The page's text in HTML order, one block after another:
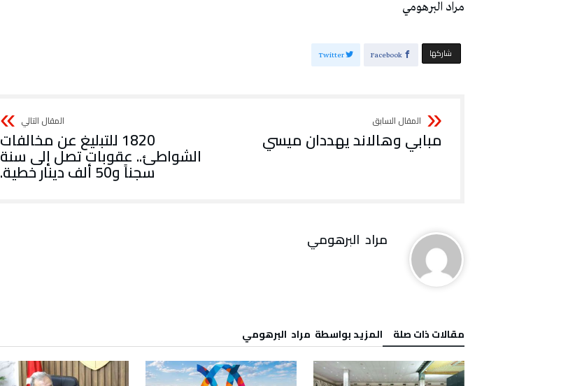
مراد البرهومي
‫‫ شاركها‬ Facebook
Twitter
مبابي وهالاند يهددان ميسي 1820 للتبليغ عن مخالفات
الشواطئ.. عقوبات تصل إلى سنة
سجناً و50 ألف دينار خطية.
مراد‭ ‬ البرهومي
‫مقالات ذات صلة‬ ‫‫المزيد بواسطة‬ ‬ مراد‭ ‬ البرهومي